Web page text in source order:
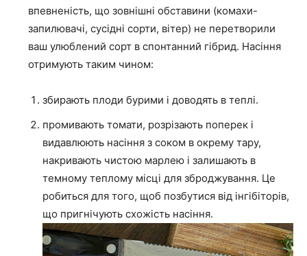
впевненість, що зовнішні обставини (комахи-
запилювачі, сусідні сорти, вітер) не перетворили
ваш улюблений сорт в спонтанний гібрид. Насіння
отримують таким чином:
збирають плоди бурими і доводять в теплі.
промивають томати, розрізають поперек і
видавлюють насіння з соком в окрему тару,
накривають чистою марлею і залишають в
темному теплому місці для зброджування. Це
робиться для того, щоб позбутися від інгібіторів,
що пригнічують схожість насіння.